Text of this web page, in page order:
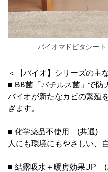
バイオマドピタシー
＜【バイオ】シリーズの主
■ BB菌「バチルス菌」で
バイオが新たなカビの繁殖
ぎます。
■ 化学薬品不使用 (共通)
人にも環境にもやさしい、
■ 結露吸水＋暖房効果UP (